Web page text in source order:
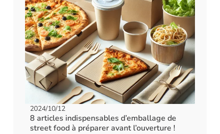
2024/10/12
8 articles indispensables d’emballage de
street food à préparer avant l’ouverture !